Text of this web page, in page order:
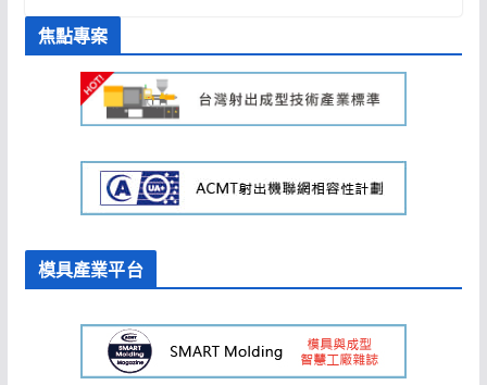
焦點專案
模具產業平台